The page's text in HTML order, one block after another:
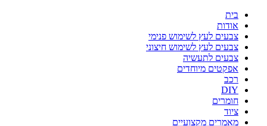
בית
אודות
צבעים לעץ לשימוש פנימי
צבעים לעץ לשימוש חיצוני
צבעים לתעשיה
אפקטים מיוחדים
רכב
DIY
חומרים
ציוד
מאמרים מקצועיים